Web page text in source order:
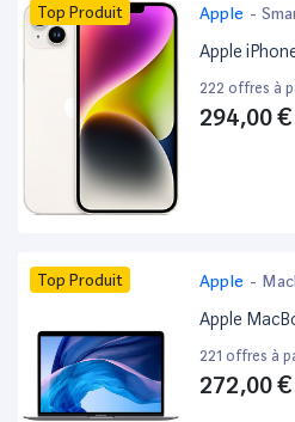
Top Produit Apple -
Apple
222 offres à
294,00 €
Top Produit Apple -
Apple
221 offres à
272,00 €